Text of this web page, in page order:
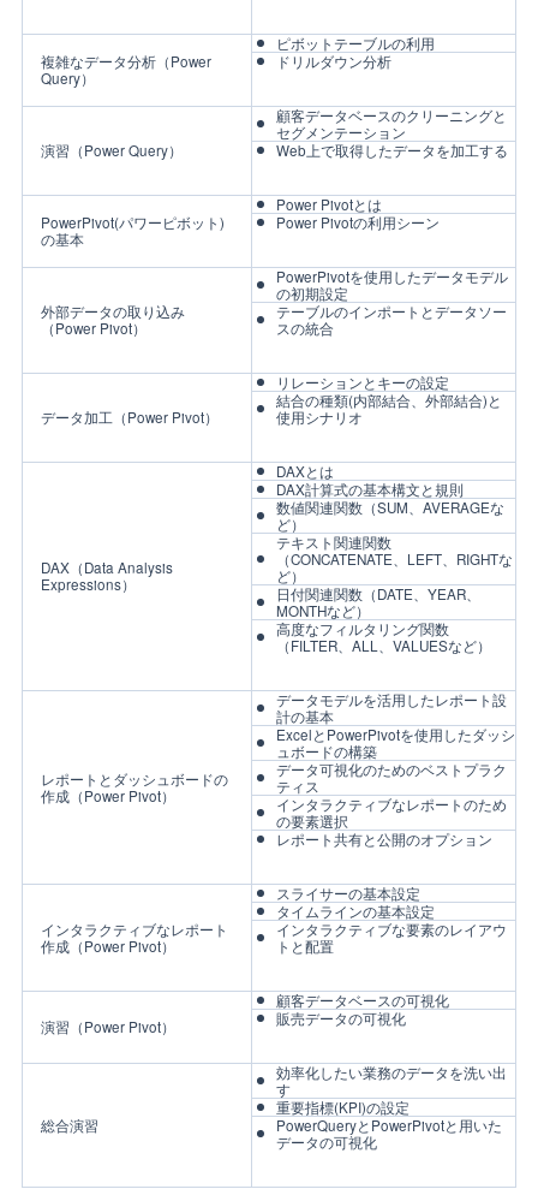
複雑なデータ分析（Power
Query）
ピボットテーブルの利用
ドリルダウン分析
演習（Power Query）
顧客データベースのクリーニングと
セグメンテーション
Web上で取得したデータを加工する
PowerPivot(パワーピボット)
の基本
Power Pivotとは
Power Pivotの利用シーン
外部データの取り込み
（Power Pivot）
PowerPivotを使用したデータモデル
の初期設定
テーブルのインポートとデータソー
スの統合
データ加工（Power Pivot）
リレーションとキーの設定
結合の種類(内部結合、外部結合)と
使用シナリオ
DAX（Data Analysis
Expressions）
DAXとは
DAX計算式の基本構文と規則
数値関連関数（SUM、AVERAGEな
ど）
テキスト関連関数
（CONCATENATE、LEFT、RIGHTな
ど）
日付関連関数（DATE、YEAR、
MONTHなど）
高度なフィルタリング関数
（FILTER、ALL、VALUESなど）
レポートとダッシュボードの
作成（Power Pivot）
データモデルを活用したレポート設
計の基本
ExcelとPowerPivotを使用したダッシ
ュボードの構築
データ可視化のためのベストプラク
ティス
インタラクティブなレポートのため
の要素選択
レポート共有と公開のオプション
インタラクティブなレポート
作成（Power Pivot）
スライサーの基本設定
タイムラインの基本設定
インタラクティブな要素のレイアウ
トと配置
演習（Power Pivot）
顧客データベースの可視化
販売データの可視化
総合演習
効率化したい業務のデータを洗い出
す
重要指標(KPI)の設定
PowerQueryとPowerPivotと用いた
データの可視化